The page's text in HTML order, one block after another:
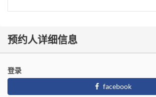
预约人详细信息
登录
facebook